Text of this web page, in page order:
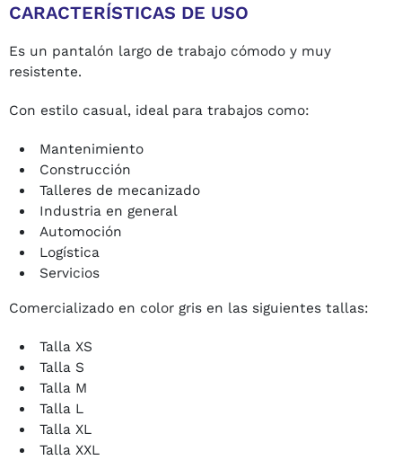
CARACTERÍSTICAS DE USO
Es un pantalón largo de trabajo cómodo y muy
resistente.
Con estilo casual, ideal para trabajos como:
Mantenimiento
Construcción
Talleres de mecanizado
Industria en general
Automoción
Logística
Servicios
Comercializado en color gris en las siguientes tallas:
Talla XS
Talla S
Talla M
Talla L
Talla XL
Talla XXL